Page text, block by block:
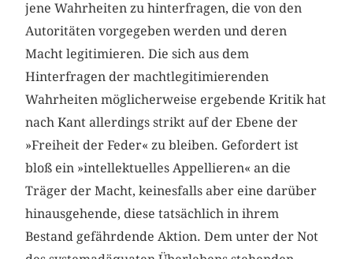
jene Wahrheiten zu hinterfragen, die von den
Autoritäten vorgegeben werden und deren
Macht legitimieren. Die sich aus dem
Hinterfragen der machtlegitimierenden
Wahrheiten möglicherweise ergebende Kritik hat
nach Kant allerdings strikt auf der Ebene der
»Freiheit der Feder« zu bleiben. Gefordert ist
bloß ein »intellektuelles Appellieren« an die
Träger der Macht, keinesfalls aber eine darüber
hinausgehende, diese tatsächlich in ihrem
Bestand gefährdende Aktion. Dem unter der Not